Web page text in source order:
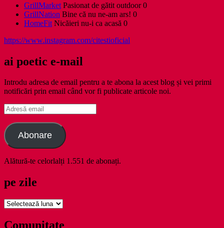
GrillMarket Pasionat de gătit outdoor 0
GrillNation Bine că nu ne-am ars! 0
HomeFit Nicăieri nu-i ca acasă 0
https://www.instagram.com/citestioficial
ai poetic e-mail
Introdu adresa de email pentru a te abona la acest blog și vei primi
notificări prin email când vor fi publicate articole noi.
Adresă
email
Abonare
Alătură-te celorlalți 1.551 de abonați.
pe zile
pe
Comunitate